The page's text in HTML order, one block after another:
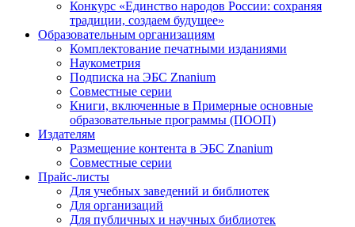
Конкурс «Единство народов России: сохраняя
традиции, создаем будущее»
Образовательным организациям
Комплектование печатными изданиями
Наукометрия
Подписка на ЭБС Znanium
Совместные серии
Книги, включенные в Примерные основные
образовательные программы (ПООП)
Издателям
Размещение контента в ЭБС Znanium
Совместные серии
Прайс-листы
Для учебных заведений и библиотек
Для организаций
Для публичных и научных библиотек